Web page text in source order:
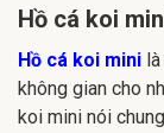
Hồ cá koi
Hồ cá koi mini
không gian cho
koi mini nói